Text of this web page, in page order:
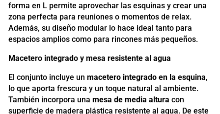
forma en L permite aprovechar las esquinas y crear una
zona perfecta para reuniones o momentos de relax.
Además, su diseño modular lo hace ideal tanto para
espacios amplios como para rincones más pequeños.
Macetero integrado y mesa resistente al agua
El conjunto incluye un macetero integrado en la esquina,
lo que aporta frescura y un toque natural al ambiente.
También incorpora una mesa de media altura con
superficie de madera plástica resistente al agua. De este